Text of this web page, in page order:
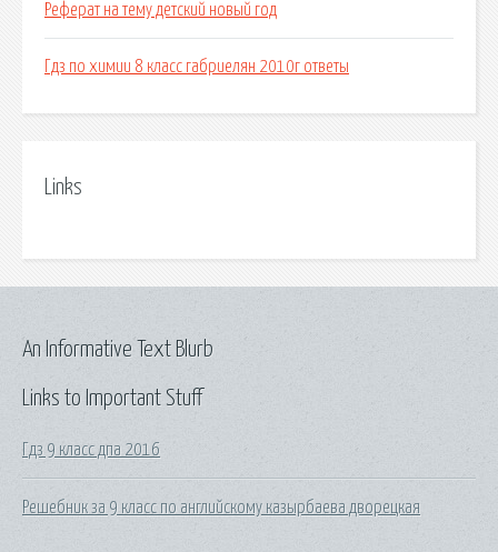
Реферат на тему детский новый год
Гдз по химии 8 класс габриелян 2010г ответы
Links
Links to Important Stuff
Гдз 9 класс дпа 2016
Решебник за 9 класс по английскому казырбаева дворецкая
An Informative Text Blurb